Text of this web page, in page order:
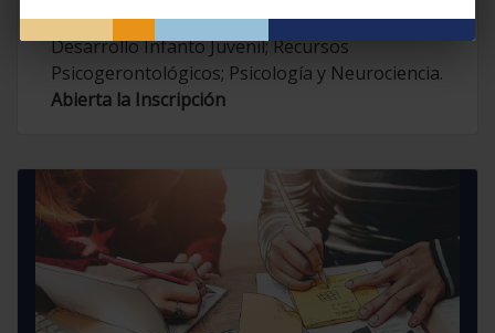
Contemporáneas; Problemáticas en el
Desarrollo Infanto Juvenil; Recursos
Psicogerontológicos; Psicología y Neurociencia.
Abierta la Inscripción